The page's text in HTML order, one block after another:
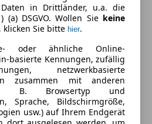
Daten in Drittländer, u.a. die
(a) DSGVO. Wollen Sie keine
klicken Sie bitte hier.
oder ähnliche Online-
basierte Kennungen, zufällig
netzwerkbasierte
zusammen mit anderen
B. Browsertyp und
Sprache, Bildschirmgröße,
usw.) auf Ihrem Endgerät